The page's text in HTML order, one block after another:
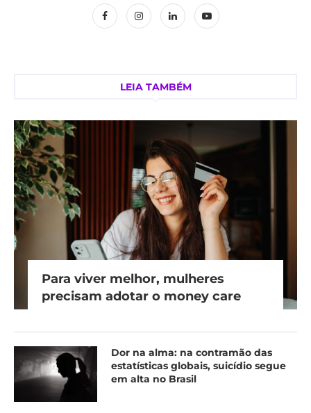
LEIA TAMBÉM
Para viver melhor, mulheres
precisam adotar o money care
Dor na alma: na contramão das
estatísticas globais, suicídio segue
em alta no Brasil